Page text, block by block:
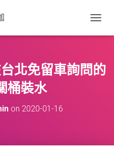
O
L
E
北免留車詢問的
桶裝水
on 2020-01-16